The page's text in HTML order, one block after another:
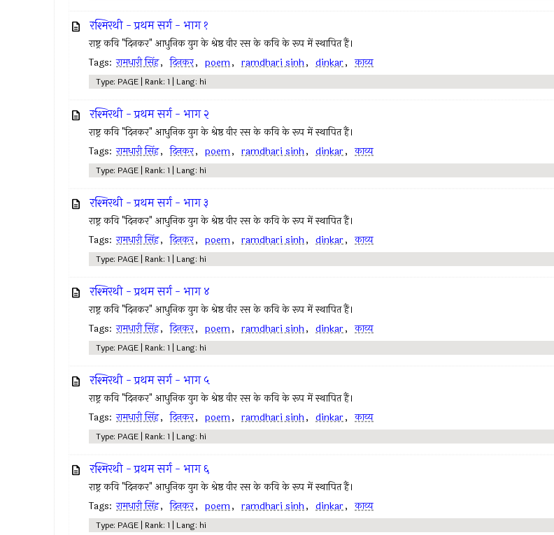
रश्मिरथी - प्रथम सर्ग - भाग १
राष्ट्र कवि "दिनकर" आधुनिक युग के श्रेष्ठ वीर रस के कवि के रूप में स्थापित हैं।
Tags: रामधारी सिंह, दिनकर, poem, ramdhari sinh, dinkar, काव्य
Type: PAGE | Rank: 1 | Lang: hi
रश्मिरथी - प्रथम सर्ग - भाग २
राष्ट्र कवि "दिनकर" आधुनिक युग के श्रेष्ठ वीर रस के कवि के रूप में स्थापित हैं।
Tags: रामधारी सिंह, दिनकर, poem, ramdhari sinh, dinkar, काव्य
Type: PAGE | Rank: 1 | Lang: hi
रश्मिरथी - प्रथम सर्ग - भाग ३
राष्ट्र कवि "दिनकर" आधुनिक युग के श्रेष्ठ वीर रस के कवि के रूप में स्थापित हैं।
Tags: रामधारी सिंह, दिनकर, poem, ramdhari sinh, dinkar, काव्य
Type: PAGE | Rank: 1 | Lang: hi
रश्मिरथी - प्रथम सर्ग - भाग ४
राष्ट्र कवि "दिनकर" आधुनिक युग के श्रेष्ठ वीर रस के कवि के रूप में स्थापित हैं।
Tags: रामधारी सिंह, दिनकर, poem, ramdhari sinh, dinkar, काव्य
Type: PAGE | Rank: 1 | Lang: hi
रश्मिरथी - प्रथम सर्ग - भाग ५
राष्ट्र कवि "दिनकर" आधुनिक युग के श्रेष्ठ वीर रस के कवि के रूप में स्थापित हैं।
Tags: रामधारी सिंह, दिनकर, poem, ramdhari sinh, dinkar, काव्य
Type: PAGE | Rank: 1 | Lang: hi
रश्मिरथी - प्रथम सर्ग - भाग ६
राष्ट्र कवि "दिनकर" आधुनिक युग के श्रेष्ठ वीर रस के कवि के रूप में स्थापित हैं।
Tags: रामधारी सिंह, दिनकर, poem, ramdhari sinh, dinkar, काव्य
Type: PAGE | Rank: 1 | Lang: hi